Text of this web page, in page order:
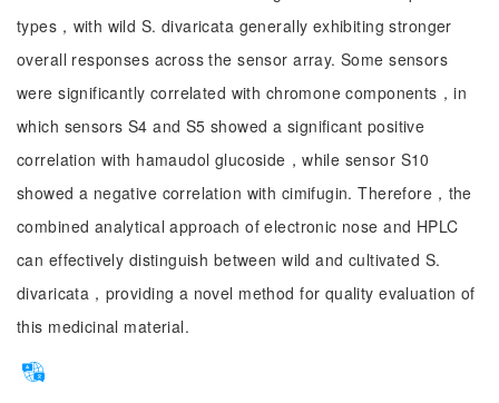
types，with wild S. divaricata generally exhibiting stronger
overall responses across the sensor array. Some sensors
were significantly correlated with chromone components，in
which sensors S4 and S5 showed a significant positive
correlation with hamaudol glucoside，while sensor S10
showed a negative correlation with cimifugin. Therefore，the
combined analytical approach of electronic nose and HPLC
can effectively distinguish between wild and cultivated S.
divaricata，providing a novel method for quality evaluation of
this medicinal material.